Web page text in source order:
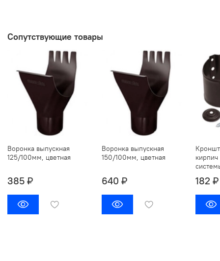
Сопутствующие товары
Воронка выпускная
125/100мм, цветная
385 ₽
Воронка выпускная
150/100мм, цветная
640 ₽ 182 ₽